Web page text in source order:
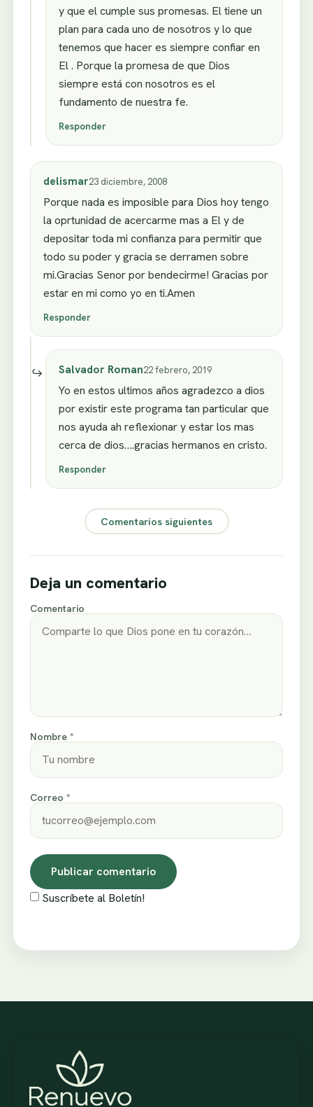
y que el cumple sus promesas. El tiene un
plan para cada uno de nosotros y lo que
tenemos que hacer es siempre confiar en
El . Porque la promesa de que Dios
siempre está con nosotros es el
fundamento de nuestra fe.
Responder
delismar23 diciembre, 2008
Porque nada es imposible para Dios hoy tengo
la oprtunidad de acercarme mas a El y de
depositar toda mi confianza para permitir que
todo su poder y gracia se derramen sobre
mi.Gracias Senor por bendecirme! Gracias por
estar en mi como yo en ti.Amen
Responder
Salvador Roman22 febrero, 2019
Yo en estos ultimos años agradezco a dios
por existir este programa tan particular que
nos ayuda ah reflexionar y estar los mas
cerca de dios….gracias hermanos en cristo.
Responder
Comentarios siguientes
Deja un comentario
Comentario
Nombre *
Correo *
Suscríbete al Boletín!